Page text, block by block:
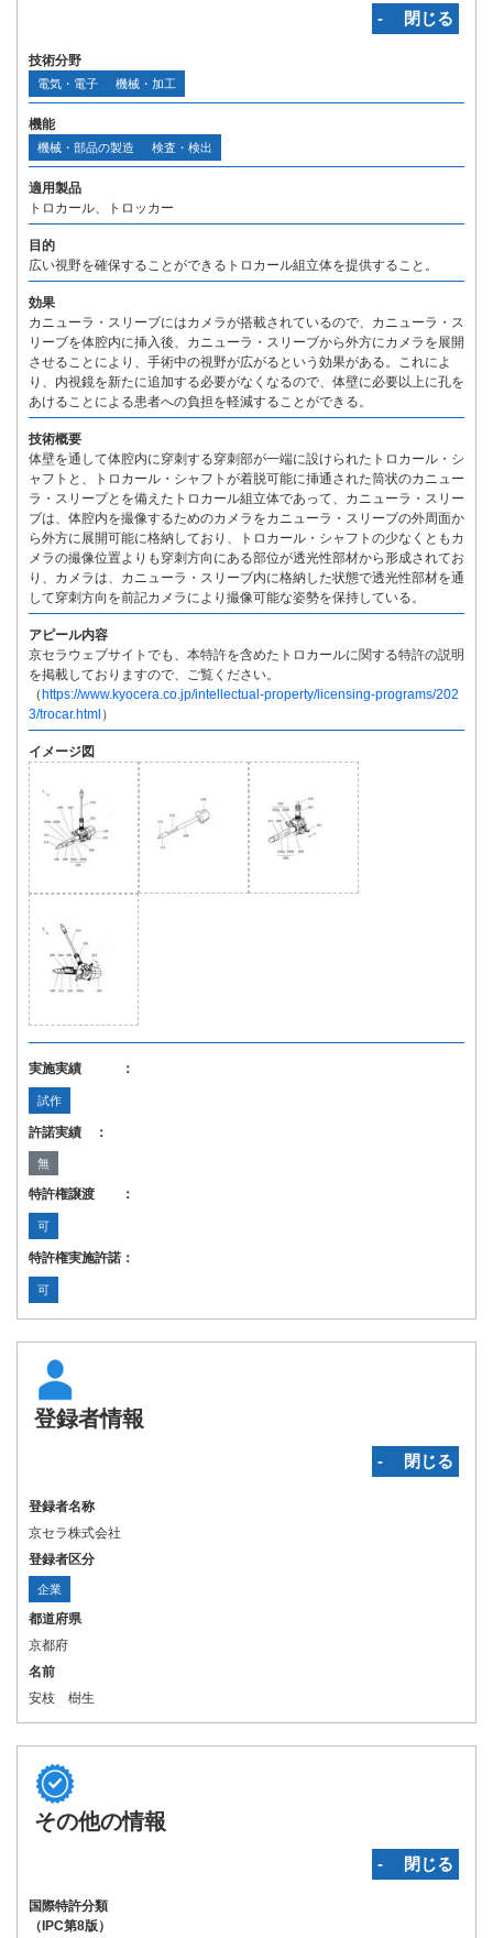
‐ 閉じる
技術分野
電気・電子 機械・加工
機能
機械・部品の製造 検査・検出
適用製品
トロカール、トロッカー
目的
広い視野を確保することができるトロカール組立体を提供すること。
効果
カニューラ・スリーブにはカメラが搭載されているので、カニューラ・ス
リーブを体腔内に挿入後、カニューラ・スリーブから外方にカメラを展開
させることにより、手術中の視野が広がるという効果がある。これによ
り、内視鏡を新たに追加する必要がなくなるので、体壁に必要以上に孔を
あけることによる患者への負担を軽減することができる。
技術概要
体壁を通して体腔内に穿刺する穿刺部が一端に設けられたトロカール・シ
ャフトと、トロカール・シャフトが着脱可能に挿通された筒状のカニュー
ラ・スリーブとを備えたトロカール組立体であって、カニューラ・スリー
ブは、体腔内を撮像するためのカメラをカニューラ・スリーブの外周面か
ら外方に展開可能に格納しており、トロカール・シャフトの少なくともカ
メラの撮像位置よりも穿刺方向にある部位が透光性部材から形成されてお
り、カメラは、カニューラ・スリーブ内に格納した状態で透光性部材を通
して穿刺方向を前記カメラにより撮像可能な姿勢を保持している。
アピール内容
京セラウェブサイトでも、本特許を含めたトロカールに関する特許の説明
を掲載しておりますので、ご覧ください。
（ https://www.kyocera.co.jp/intellectual-property/licensing-programs/202
3/trocar.html ）
イメージ図
実施実績 ：
試作
許諾実績 ：
無
特許権譲渡 ：
可
特許権実施許諾：
可
登録者情報
‐ 閉じる
登録者名称
京セラ株式会社
登録者区分
企業
都道府県
京都府
名前
安枝 樹生
その他の情報
‐ 閉じる
国際特許分類
（IPC第8版）